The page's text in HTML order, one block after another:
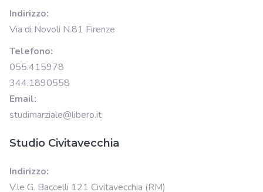
Indirizzo:
Via di Novoli N.81 Firenze
Telefono:
055.415978
344.1890558
Email:
studimarziale@libero.it
Studio Civitavecchia
Indirizzo:
V.le G. Baccelli 121 Civitavecchia (RM)